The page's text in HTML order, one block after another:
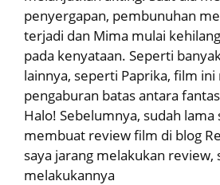
penyergapan, pembunuhan
terjadi dan Mima mulai
pada kenyataan. Seperti
lainnya, seperti Paprika, film
pengaburan batas antara
Halo! Sebelumnya, sudah lama
membuat review film di blog
saya jarang melakukan review,
melakukannya